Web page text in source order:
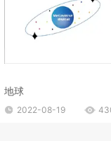
地球
2022-08-19